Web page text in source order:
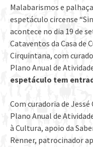
Malabarismos e
espetáculo circense
acontece no dia 19 de
Cataventos da Casa de
Cirquintana, com
Plano Anual de
espetáculo tem
Com curadoria de
Plano Anual de
à Cultura, apoio da
Renner, patrocinador